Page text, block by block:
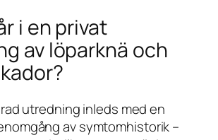
i en privat
av löparknä och
utredning inleds med en
av symtomhistorik –